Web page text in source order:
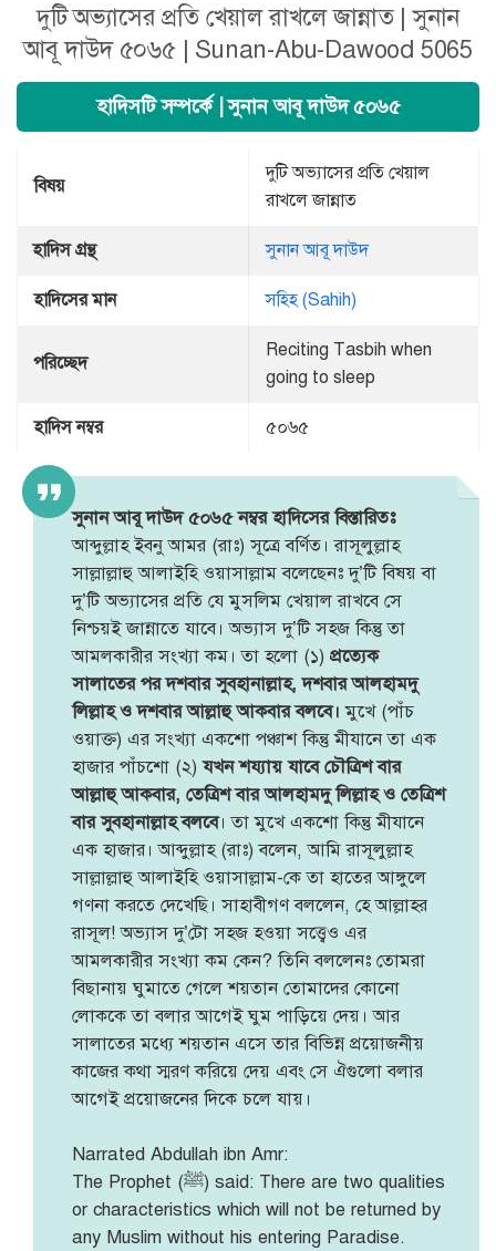
দুটি অভ্যাসের প্রতি খেয়াল রাখলে জান্নাত | সুনান
আবূ দাউদ ৫০৬৫ | Sunan-Abu-Dawood 5065
হাদিসটি সম্পর্কে | সুনান আবূ দাউদ ৫০৬৫
বিষয়
দুটি অভ্যাসের প্রতি খেয়াল
রাখলে জান্নাত
হাদিস গ্রন্থ সুনান আবূ দাউদ
হাদিসের মান সহিহ (Sahih)
পরিচ্ছেদ
Reciting Tasbih when
going to sleep
হাদিস নম্বর ৫০৬৫
সুনান আবূ দাউদ ৫০৬৫ নম্বর হাদিসের বিস্তারিতঃ
আব্দুল্লাহ ইবনু আমর (রাঃ) সূত্রে বর্ণিত। রাসূলুল্লাহ
সাল্লাল্লাহু আলাইহি ওয়াসাল্লাম বলেছেনঃ দু’টি বিষয় বা
দু’টি অভ্যাসের প্রতি যে মুসলিম খেয়াল রাখবে সে
নিশ্চয়ই জান্নাতে যাবে। অভ্যাস দু’টি সহজ কিন্তু তা
আমলকারীর সংখ্যা কম। তা হলো (১) প্রত্যেক
সালাতের পর দশবার সুবহানাল্লাহ, দশবার আলহামদু
লিল্লাহ ও দশবার আল্লাহু আকবার বলবে। মুখে (পাঁচ
ওয়াক্ত) এর সংখ্যা একশো পঞ্চাশ কিন্তু মীযানে তা এক
হাজার পাঁচশো (২) যখন শয্যায় যাবে চৌত্রিশ বার
আল্লাহু আকবার, তেত্রিশ বার আলহামদু লিল্লাহ ও তেত্রিশ
বার সুবহানাল্লাহ বলবে। তা মুখে একশো কিন্তু মীযানে
এক হাজার। আব্দুল্লাহ (রাঃ) বলেন, আমি রাসূলুল্লাহ
সাল্লাল্লাহু আলাইহি ওয়াসাল্লাম-কে তা হাতের আঙ্গুলে
গণনা করতে দেখেছি। সাহাবীগণ বললেন, হে আল্লাহর
রাসূল! অভ্যাস দু’টো সহজ হওয়া সত্ত্বেও এর
আমলকারীর সংখ্যা কম কেন? তিনি বললেনঃ তোমরা
বিছানায় ঘুমাতে গেলে শয়তান তোমাদের কোনো
লোককে তা বলার আগেই ঘুম পাড়িয়ে দেয়। আর
সালাতের মধ্যে শয়তান এসে তার বিভিন্ন প্রয়োজনীয়
কাজের কথা স্মরণ করিয়ে দেয় এবং সে ঐগুলো বলার
আগেই প্রয়োজনের দিকে চলে যায়।
Narrated Abdullah ibn Amr:
The Prophet (ﷺ) said: There are two qualities
or characteristics which will not be returned by
any Muslim without his entering Paradise.